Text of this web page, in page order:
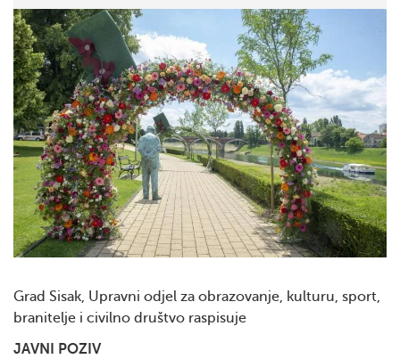
Grad Sisak, Upravni odjel za obrazovanje, kulturu, sport,
branitelje i civilno društvo raspisuje
JAVNI POZIV